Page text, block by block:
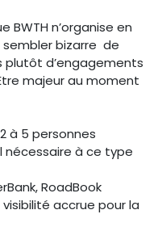
BWTH n’organise en
bizarre de
plutôt d’engagements
majeur au moment
à 5 personnes
nécessaire à ce type
RoadBook
accrue pour la